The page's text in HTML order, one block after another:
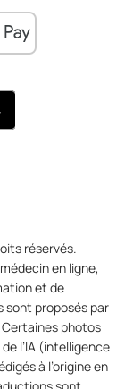
réservés.
en ligne,
et de
proposés par
photos
l’IA (intelligence
à l’origine en